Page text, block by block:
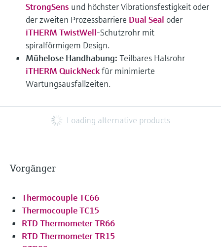
StrongSens und höchster Vibrationsfestigkeit oder
der zweiten Prozessbarriere Dual Seal oder
iTHERM TwistWell-Schutzrohr mit
spiralförmigem Design.
Mühelose Handhabung: Teilbares Halsrohr
iTHERM QuickNeckfür minimierte
Wartungsausfallzeiten.
Loading alternative products
Vorgänger
Thermocouple TC66
Thermocouple TC15
RTD Thermometer TR66
RTD Thermometer TR15